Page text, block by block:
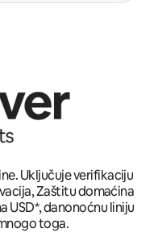
Uključuje verifikaciju
Zaštitu domaćina
USD*, danonoćnu liniju
toga.